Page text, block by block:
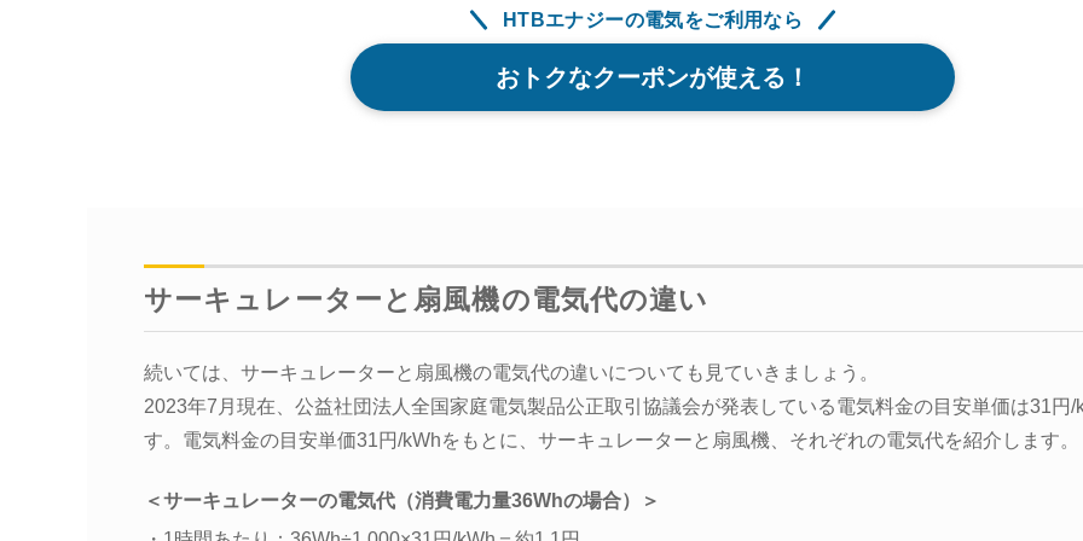
HTBエナジーの電気をご利用なら
おトクなクーポンが使える！
サーキュレーターと扇風機の電気代の違い
続いては、サーキュレーターと扇風機の電気代の違いについても見ていきましょう。
2023年7月現在、公益社団法人全国家庭電気製品公正取引協議会が発表している電気料金の目安単価は31円/
す。電気料金の目安単価31円/kWhをもとに、サーキュレーターと扇風機、それぞれの電気代を紹介します。
＜サーキュレーターの電気代（消費電力量36Whの場合）＞